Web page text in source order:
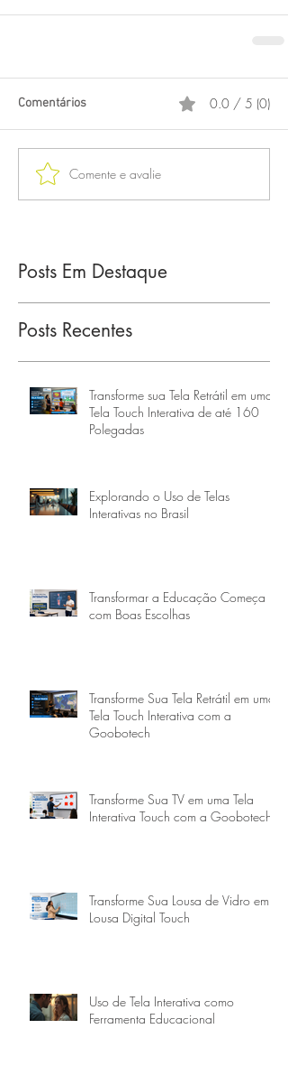
Comentários 0.0 / 5 (0)
Comente e avalie
Posts Em Destaque
Posts Recentes
Transforme sua Tela Retrátil em uma
Tela Touch Interativa de até 160
Polegadas
Explorando o Uso de Telas
Interativas no Brasil
Transformar a Educação Começa
com Boas Escolhas
Transforme Sua Tela Retrátil em uma
Tela Touch Interativa com a
Goobotech
Transforme Sua TV em uma Tela
Interativa Touch com a Goobotech
Transforme Sua Lousa de Vidro em
Lousa Digital Touch
Uso de Tela Interativa como
Ferramenta Educacional